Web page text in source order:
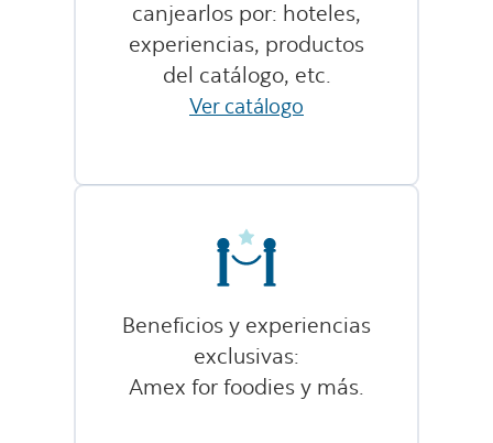
canjearlos por: hoteles,
experiencias, productos
del catálogo, etc.
Ver catálogo
Beneficios y experiencias
exclusivas:
Amex for foodies y más.